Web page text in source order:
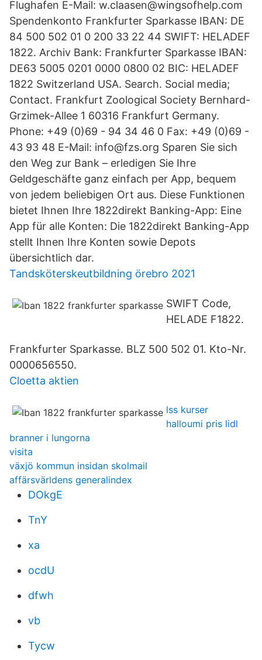
Flughafen E-Mail: w.claasen@wingsofhelp.com
Spendenkonto Frankfurter Sparkasse IBAN: DE
84 500 502 01 0 200 33 22 44 SWIFT: HELADEF
1822. Archiv Bank: Frankfurter Sparkasse IBAN:
DE63 5005 0201 0000 0800 02 BIC: HELADEF
1822 Switzerland USA. Search. Social media;
Contact. Frankfurt Zoological Society Bernhard-
Grzimek-Allee 1 60316 Frankfurt Germany.
Phone: +49 (0)69 - 94 34 46 0 Fax: +49 (0)69 -
43 93 48 E-Mail: info@fzs.org Sparen Sie sich
den Weg zur Bank – erledigen Sie Ihre
Geldgeschäfte ganz einfach per App, bequem
von jedem beliebigen Ort aus. Diese Funktionen
bietet Ihnen Ihre 1822direkt Banking-App: Eine
App für alle Konten: Die 1822direkt Banking-App
stellt Ihnen Ihre Konten sowie Depots
übersichtlich dar.
Tandsköterskeutbildning örebro 2021
SWIFT Code,
HELADE F1822.
Frankfurter Sparkasse. BLZ 500 502 01. Kto-Nr.
0000656550.
Cloetta aktien
lss kurser
halloumi pris lidl
branner i lungorna
visita
växjö kommun insidan skolmail
affärsvärldens generalindex
DOkgE
TnY
xa
ocdU
dfwh
vb
Tycw